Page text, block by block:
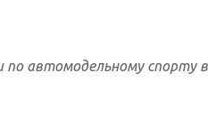
по автомодельному спорту